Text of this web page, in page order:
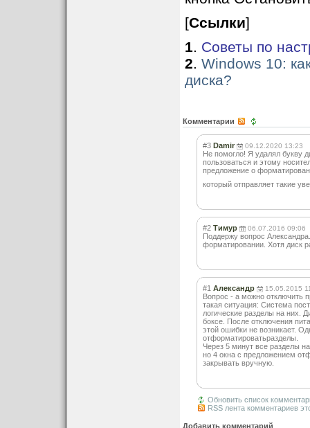
[Ссылки]
1. Советы по
2. Windows 10:
диска?
Комментарии
#3 Damir 09.12.2020 13:23
Не помогло! Я удалял букву
пользоваться и этому
предложение о
который отправляет такие
#2 Тимур 06.07.2016 09:06
Поддержу вопрос
форматировании. Хотя диск
#1 Александр 15.05.2015
Вопрос - а можно отключить
такая ситуация: Система
логические разделы на них.
боксе. После отключения
этой ошибки не возникает.
отформатироватьразделы.
Через 5 минут все разделы
но 4 окна с предложением
закрывать вручную.
Обновить список
RSS лента комментариев
Добавить комментарий